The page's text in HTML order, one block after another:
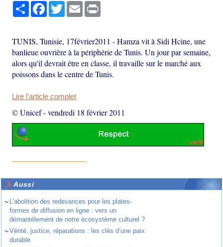
PartagerFacebook
TwitterEmail
TUNIS, Tunisie, 17février2011 - Hamza vit à Sidi Hcine, une
banlieue ouvrière à la périphérie de Tunis. Un jour par semaine,
alors qu'il devrait être en classe, il travaille sur le marché aux
poissons dans le centre de Tunis.
Lire l'article complet
© Unicef-vendredi 18 février 2011
Aussi
~ L’abolition des redevances pour les plates-
formes de diffusion en ligne : vers un
démantèlement de notre écosystème culturel ?
~Vérité, justice, réparations : les clés d’une paix
durable